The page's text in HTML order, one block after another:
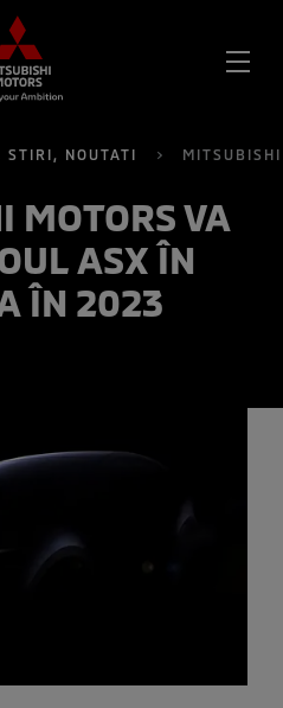
STIRI, NOUTATI
MOTORS VA
ASX ÎN
ÎN 2023